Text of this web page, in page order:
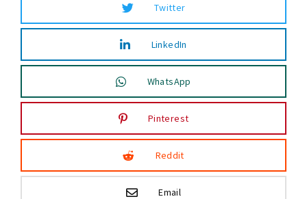
Twitter
LinkedIn
WhatsApp
Pinterest
Reddit
Email